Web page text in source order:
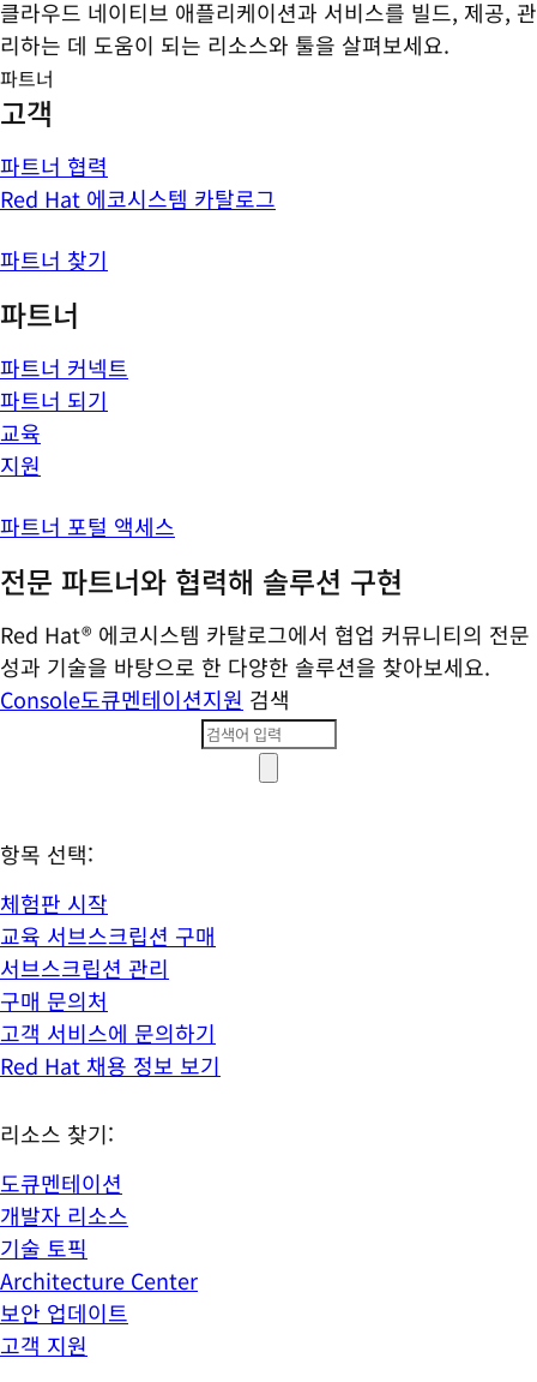
클라우드 네이티브 애플리케이션과 서비스를 빌드, 제공, 관
리하는 데 도움이 되는 리소스와 툴을 살펴보세요.
파트너
고객
파트너 협력
Red Hat 에코시스템 카탈로그
파트너 찾기
파트너
파트너 커넥트
파트너 되기
교육
지원
파트너 포털 액세스
전문 파트너와 협력해 솔루션 구현
Red Hat® 에코시스템 카탈로그에서 협업 커뮤니티의 전문
성과 기술을 바탕으로 한 다양한 솔루션을 찾아보세요.
Console도큐멘테이션지원 검색
항목 선택:
체험판 시작
교육 서브스크립션 구매
서브스크립션 관리
구매 문의처
고객 서비스에 문의하기
Red Hat 채용 정보 보기
리소스 찾기:
도큐멘테이션
개발자 리소스
기술 토픽
Architecture Center
보안 업데이트
고객 지원